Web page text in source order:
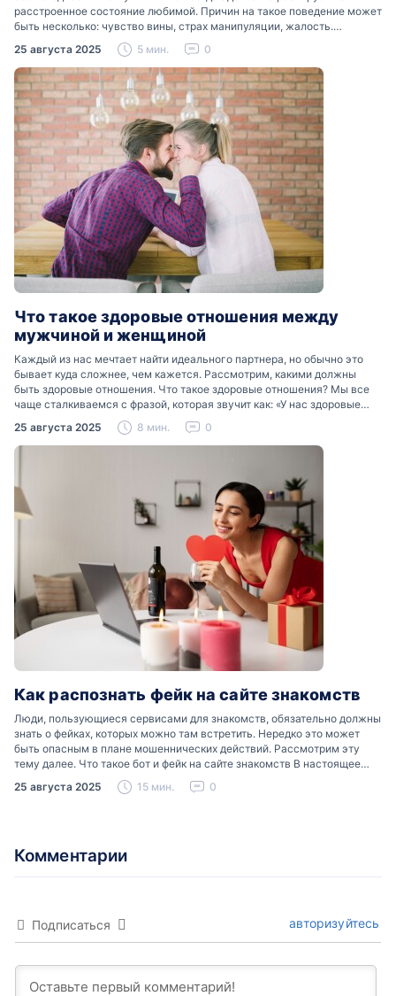
расстроенное состояние любимой. Причин на такое поведение может
быть несколько: чувство вины, страх манипуляции, жалость.
Разобраться, почему мужчины боятся женских слез, помогут советы
психологов…
25 августа 2025 5 мин. 0
Что такое здоровые отношения между
мужчиной и женщиной
Каждый из нас мечтает найти идеального партнера, но обычно это
бывает куда сложнее, чем кажется. Рассмотрим, какими должны
быть здоровые отношения. Что такое здоровые отношения? Мы все
чаще сталкиваемся с фразой, которая звучит как: «У нас здоровые
отношения». Что именно подразумевается…
25 августа 2025 8 мин. 0
Как распознать фейк на сайте знакомств
Люди, пользующиеся сервисами для знакомств, обязательно должны
знать о фейках, которых можно там встретить. Нередко это может
быть опасным в плане мошеннических действий. Рассмотрим эту
тему далее. Что такое бот и фейк на сайте знакомств В настоящее
время можно встретить свою…
25 августа 2025 15 мин. 0
Комментарии
Подписаться авторизуйтесь